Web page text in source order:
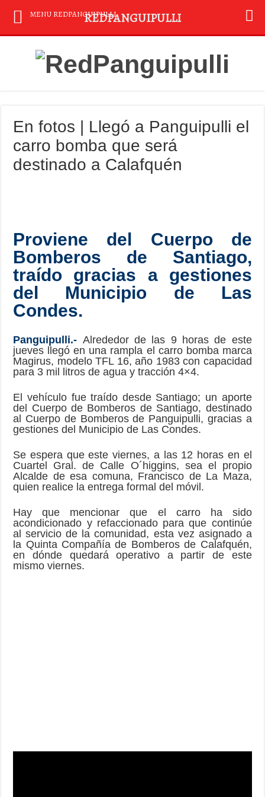
En fotos | Llegó a Panguipulli el
carro bomba que será
destinado a Calafquén
Proviene del Cuerpo de
Bomberos de Santiago,
traído gracias a gestiones
del Municipio de Las
Condes.
Panguipulli.- Alrededor de las 9 horas de este
jueves llegó en una rampla el carro bomba marca
Magirus, modelo TFL 16, año 1983 con capacidad
para 3 mil litros de agua y tracción 4×4.
El vehículo fue traído desde Santiago; un aporte
del Cuerpo de Bomberos de Santiago, destinado
al Cuerpo de Bomberos de Panguipulli, gracias a
gestiones del Municipio de Las Condes.
Se espera que este viernes, a las 12 horas en el
Cuartel Gral. de Calle O´higgins, sea el propio
Alcalde de esa comuna, Francisco de La Maza,
quien realice la entrega formal del móvil.
Hay que mencionar que el carro ha sido
acondicionado y refaccionado para que continúe
al servicio de la comunidad, esta vez asignado a
la Quinta Compañía de Bomberos de Calafquén,
en dónde quedará operativo a partir de este
mismo viernes.
MENU REDPANGUIPULLIREDPANGUIPULLI